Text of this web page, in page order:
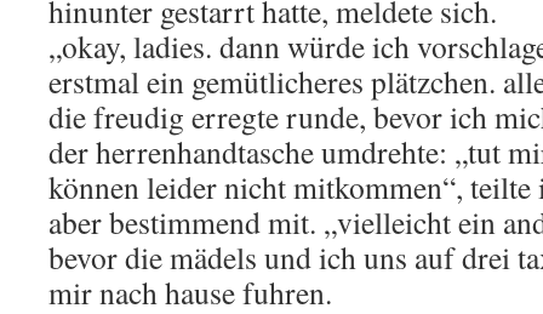
hinunter gestarrt hatte, meldete sich.
„okay, ladies. dann würde ich
erstmal ein gemütlicheres plätzchen.
die freudig erregte runde, bevor ich
der herrenhandtasche umdrehte: „tut
können leider nicht mitkommen“,
aber bestimmend mit. „vielleicht ein
bevor die mädels und ich uns auf drei
mir nach hause fuhren.